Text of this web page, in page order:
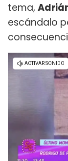
tema,
escándalo